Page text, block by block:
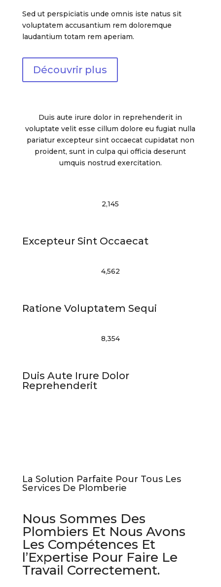
Sed ut perspiciatis unde omnis iste natus sit
voluptatem accusantium rem doloremque
laudantium totam rem aperiam.
Découvrir plus
Duis aute irure dolor in reprehenderit in
voluptate velit esse cillum dolore eu fugiat nulla
pariatur excepteur sint occaecat cupidatat non
proident, sunt in culpa qui officia deserunt
umquis nostrud exercitation.
2,145
Excepteur Sint Occaecat
4,562
Ratione Voluptatem Sequi
8,354
Duis Aute Irure Dolor
Reprehenderit
La Solution Parfaite Pour Tous Les
Services De Plomberie
Nous Sommes Des
Plombiers Et Nous Avons
Les Compétences Et
l’Expertise Pour Faire Le
Travail Correctement.